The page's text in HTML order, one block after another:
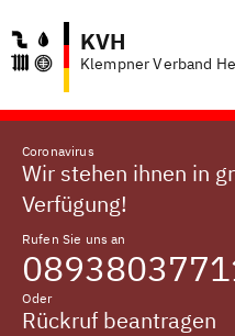
KVH
Klempner Verband
Coronavirus
Wir stehen ihnen in
Verfügung!
Rufen Sie uns an
Oder
Rückruf beantragen